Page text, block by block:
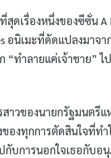
เรื่องหนึ่งของซีซั่น A
อนิเมะที่ดัดแปลงมาจ
“ทำลายแค่เจ้าชาย”
าวของนายกรัฐมนตรีแ
องทุกการตัดสินใจที่ท
บการนอกใจเธอกับอ